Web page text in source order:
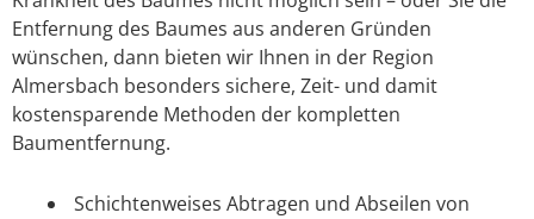
Entfernung des Baumes aus anderen Gründen
wünschen, dann bieten wir Ihnen in der Region
Almersbach besonders sichere, Zeit- und damit
kostensparende Methoden der kompletten
Baumentfernung.
Schichtenweises Abtragen und Abseilen von